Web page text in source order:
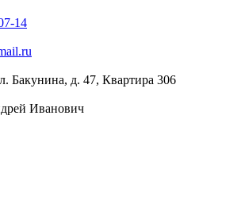
14
Бакунина, д. 47, Квартира 306
Иванович